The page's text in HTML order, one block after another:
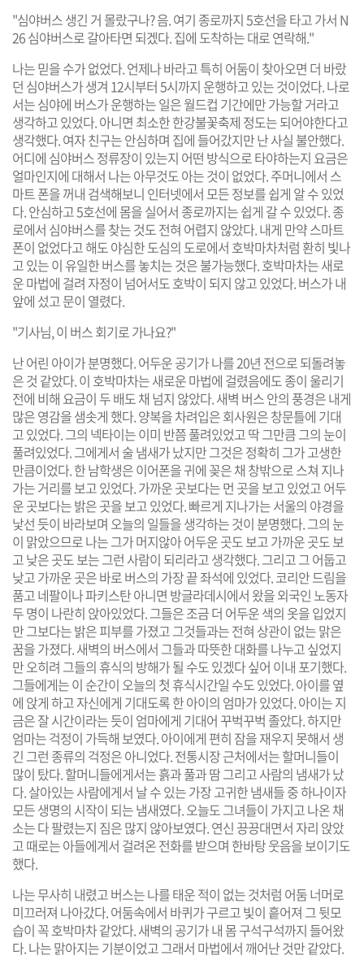
"심야버스 생긴 거 몰랐구나? 음. 여기 종로까지 5호선을 타고 가서 N
26 심야버스로 갈아타면 되겠다. 집에 도착하는 대로 연락해."
나는 믿을 수가 없었다. 언제나 바라고 특히 어둠이 찾아오면 더 바랐
던 심야버스가 생겨 12시부터 5시까지 운행하고 있는 것이었다. 나로
서는 심야에 버스가 운행하는 일은 월드컵 기간에만 가능할 거라고
생각하고 있었다. 아니면 최소한 한강불꽃축제 정도는 되어야한다고
생각했다. 여자 친구는 안심하며 집에 들어갔지만 난 사실 불안했다.
어디에 심야버스 정류장이 있는지 어떤 방식으로 타야하는지 요금은
얼마인지에 대해서 나는 아무것도 아는 것이 없었다. 주머니에서 스
마트 폰을 꺼내 검색해보니 인터넷에서 모든 정보를 쉽게 알 수 있었
다. 안심하고 5호선에 몸을 실어서 종로까지는 쉽게 갈 수 있었다. 종
로에서 심야버스를 찾는 것도 전혀 어렵지 않았다. 내게 만약 스마트
폰이 없었다고 해도 야심한 도심의 도로에서 호박마차처럼 환히 빛나
고 있는 이 유일한 버스를 놓치는 것은 불가능했다. 호박마차는 새로
운 마법에 걸려 자정이 넘어서도 호박이 되지 않고 있었다. 버스가 내
앞에 섰고 문이 열렸다.
"기사님, 이 버스 회기로 가나요?"
난 어린 아이가 분명했다. 어두운 공기가 나를 20년 전으로 되돌려놓
은 것 같았다. 이 호박마차는 새로운 마법에 걸렸음에도 종이 울리기
전에 비해 요금이 두 배도 채 넘지 않았다. 새벽 버스 안의 풍경은 내게
많은 영감을 샘솟게 했다. 양복을 차려입은 회사원은 창문틀에 기대
고 있었다. 그의 넥타이는 이미 반쯤 풀려있었고 딱 그만큼 그의 눈이
풀려있었다. 그에게서 술 냄새가 났지만 그것은 정확히 그가 고생한
만큼이었다. 한 남학생은 이어폰을 귀에 꽂은 채 창밖으로 스쳐 지나
가는 거리를 보고 있었다. 가까운 곳보다는 먼 곳을 보고 있었고 어두
운 곳보다는 밝은 곳을 보고 있었다. 빠르게 지나가는 서울의 야경을
낯선 듯이 바라보며 오늘의 일들을 생각하는 것이 분명했다. 그의 눈
이 맑았으므로 나는 그가 머지않아 어두운 곳도 보고 가까운 곳도 보
고 낮은 곳도 보는 그런 사람이 되리라고 생각했다. 그리고 그 어둡고
낮고 가까운 곳은 바로 버스의 가장 끝 좌석에 있었다. 코리안 드림을
품고 네팔이나 파키스탄 아니면 방글라데시에서 왔을 외국인 노동자
두 명이 나란히 앉아있었다. 그들은 조금 더 어두운 색의 옷을 입었지
만 그보다는 밝은 피부를 가졌고 그것들과는 전혀 상관이 없는 맑은
꿈을 가졌다. 새벽의 버스에서 그들과 따뜻한 대화를 나누고 싶었지
만 오히려 그들의 휴식의 방해가 될 수도 있겠다 싶어 이내 포기했다.
그들에게는 이 순간이 오늘의 첫 휴식시간일 수도 있었다. 아이를 옆
에 앉게 하고 자신에게 기대도록 한 아이의 엄마가 있었다. 아이는 지
금은 잘 시간이라는 듯이 엄마에게 기대어 꾸벅꾸벅 졸았다. 하지만
엄마는 걱정이 가득해 보였다. 아이에게 편히 잠을 재우지 못해서 생
긴 그런 종류의 걱정은 아니었다. 전통시장 근처에서는 할머니들이
많이 탔다. 할머니들에게서는 흙과 풀과 땀 그리고 사람의 냄새가 났
다. 살아있는 사람에게서 날 수 있는 가장 고귀한 냄새들 중 하나이자
모든 생명의 시작이 되는 냄새였다. 오늘도 그녀들이 가지고 나온 채
소는 다 팔렸는지 짐은 많지 않아보였다. 연신 끙끙대면서 자리 앉았
고 때로는 아들에게서 걸려온 전화를 받으며 한바탕 웃음을 보이기도
했다.
나는 무사히 내렸고 버스는 나를 태운 적이 없는 것처럼 어둠 너머로
미끄러져 나아갔다. 어둠속에서 바퀴가 구르고 빛이 흩어져 그 뒷모
습이 꼭 호박마차 같았다. 새벽의 공기가 내 몸 구석구석까지 들어왔
다. 나는 맑아지는 기분이었고 그래서 마법에서 깨어난 것만 같았다.